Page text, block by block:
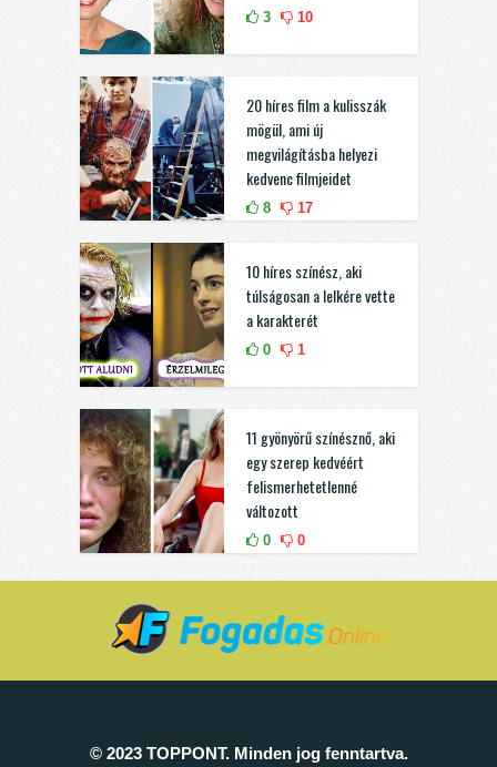
3 10
20 híres film a kulisszák
mögül, ami új
megvilágításba helyezi
kedvenc filmjeidet
8 17
10 híres színész, aki
túlságosan a lelkére vette
a karakterét
0 1
11 gyönyörű színésznő, aki
egy szerep kedvéért
felismerhetetlenné
változott
0 0
© 2023 TOPPONT. Minden jog fenntartva.